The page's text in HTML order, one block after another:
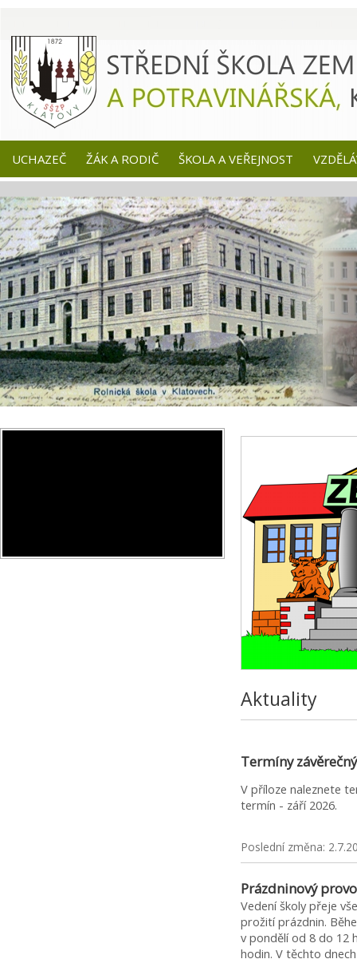
UCHAZEČ ŽÁK A RODIČ ŠKOLA A VEŘEJNOST
Aktuality
Termíny
V příloze naleznete
termín - září 2026.
Poslední změna:
Prázdninový
Vedení školy přeje
prožití prázdnin.
v pondělí od 8 do 12
hodin. V těchto